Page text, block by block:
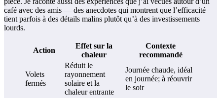
café avec des amis — des anecdotes qui montrent que l’efficacité
tient parfois à des détails malins plutôt qu’à des investissements
lourds.
Action
Effet sur la
chaleur
Contexte
recommandé
Volets
fermés
Réduit le
rayonnement
solaire et la
chaleur entrante
Journée chaude, idéal
en journée; à réouvrir
le soir